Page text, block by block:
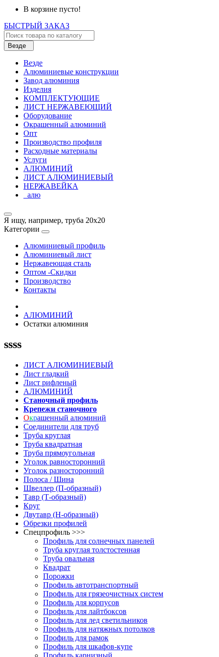
В корзине пусто!
БЫСТРЫЙ ЗАКАЗ
Везде
Везде
Алюминиевые конструкции
Завод алюминия
Изделия
КОМПЛЕКТУЮЩИЕ
ЛИСТ НЕРЖАВЕЮЩИЙ
Оборудование
Окрашенный алюминий
Опт
Производство профиля
Расходные материалы
Услуги
АЛЮМИНИЙ
ЛИСТ АЛЮМИНИЕВЫЙ
НЕРЖАВЕЙКА
_алю
Я ищу, например, труба 20х20
Категории
Алюминиевый профиль
Алюминиевый лист
Нержавеющая сталь
Оптом -Скидки
Производство
Контакты
АЛЮМИНИЙ
Остатки алюминия
ssss
ЛИСТ АЛЮМИНИЕВЫЙ
Лист гладкий
Лист рифленый
АЛЮМИНИЙ
Станочный профиль
Крепежи станочного
Окрашенный алюминий
Соединители для труб
Труба круглая
Труба квадратная
Труба прямоугольная
Уголок равносторонний
Уголок разносторонний
Полоса / Шина
Швеллер (П-образный)
Тавр (Т-образный)
Круг
Двутавр (H-образный)
Обрезки профилей
Спецпрофиль >>>
Профиль для солнечных панелей
Труба круглая толстостенная
Труба овальная
Квадрат
Порожки
Профиль автотранспортный
Профиль для грязеочистных систем
Профиль для корпусов
Профиль для лайтбоксов
Профиль для лед светильников
Профиль для натяжных потолков
Профиль для рамок
Профиль для шкафов-купе